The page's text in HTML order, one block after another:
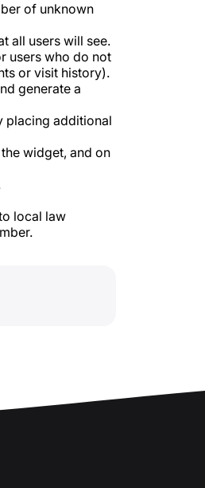
of unknown
all users will see.
users who do not
or visit history).
generate a
placing additional
widget, and on
local law